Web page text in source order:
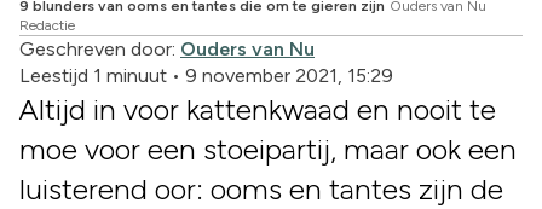
9 blunders van ooms en tantes die om te gieren zijn Ouders van Nu
Redactie
Geschreven door: Ouders van Nu
Leestijd 1 minuut • 9 november 2021, 15:29
Altijd in voor kattenkwaad en nooit te
moe voor een stoeipartij, maar ook een
luisterend oor: ooms en tantes zijn de